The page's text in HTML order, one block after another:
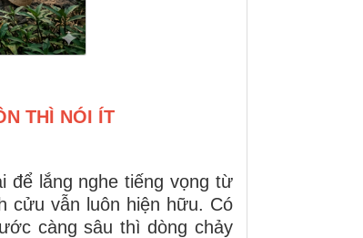
THÌ NÓI ÍT
để lắng nghe tiếng vọng từ
cửu vẫn luôn hiện hữu. Có
càng sâu thì dòng chảy